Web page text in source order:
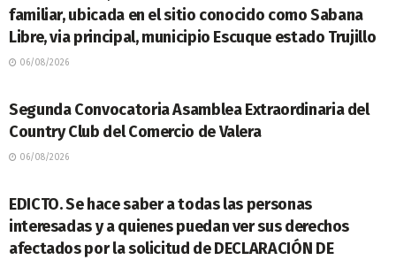
familiar, ubicada en el sitio conocido como Sabana
Libre, via principal, municipio Escuque estado Trujillo
06/08/2026
Segunda Convocatoria Asamblea Extraordinaria del
Country Club del Comercio de Valera
06/08/2026
EDICTO. Se hace saber a todas las personas
interesadas y a quienes puedan ver sus derechos
afectados por la solicitud de DECLARACIÓN DE